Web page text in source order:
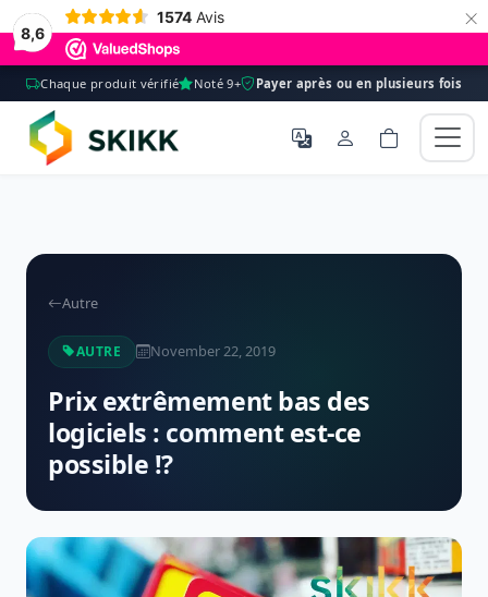
8,6
1574 Avis ×
Chaque produit vérifié Noté 9+ Payer après ou en plusieurs fois
Autre
AUTRE November 22, 2019
Prix ​​extrêmement bas des
logiciels : comment est-ce
possible !?